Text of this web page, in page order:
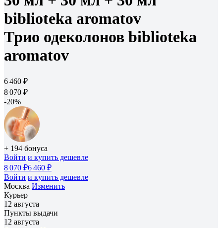
biblioteka aromatov
Трио одеколонов biblioteka
aromatov
6 460 ₽
8 070 ₽
-20%
+ 194 бонуса
Войти и купить дешевле
8 070 ₽6 460 ₽
Войти и купить дешевле
Москва Изменить
Курьер
12 августа
Пункты выдачи
12 августа